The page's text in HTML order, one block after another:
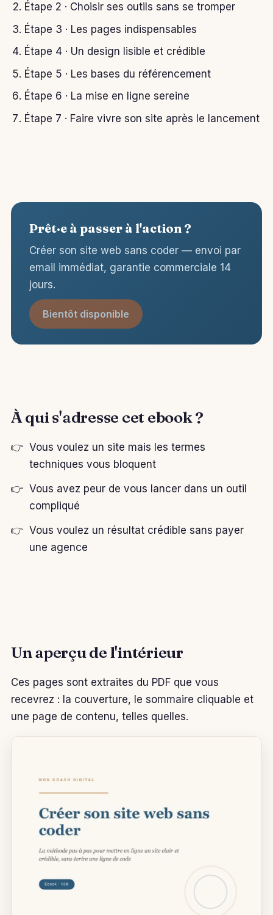
Étape 2 · Choisir ses outils sans se tromper
Étape 3 · Les pages indispensables
Étape 4 · Un design lisible et crédible
Étape 5 · Les bases du référencement
Étape 6 · La mise en ligne sereine
Étape 7 · Faire vivre son site après le lancement
Prêt·e à passer à l'action ?
Créer son site web sans coder — envoi par
email immédiat, garantie commerciale 14
jours.
Bientôt disponible
À qui s'adresse cet ebook ?
Vous voulez un site mais les termes
techniques vous bloquent
Vous avez peur de vous lancer dans un outil
compliqué
Vous voulez un résultat crédible sans payer
une agence
Un aperçu de l'intérieur
Ces pages sont extraites du PDF que vous
recevrez : la couverture, le sommaire cliquable et
une page de contenu, telles quelles.